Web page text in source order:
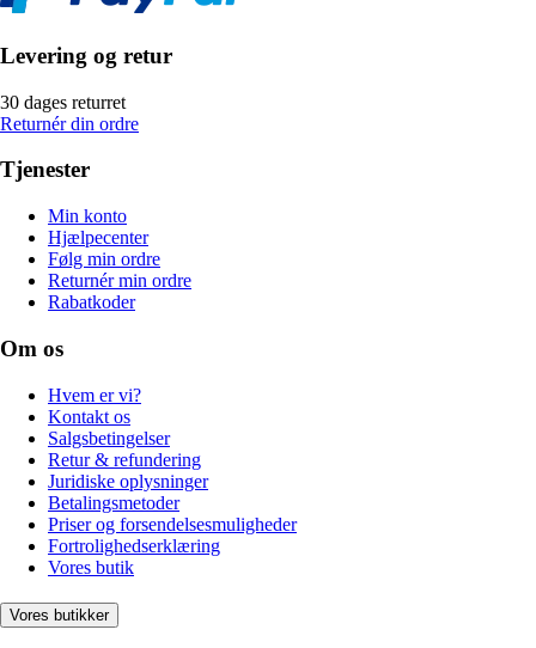
Levering og retur
30 dages returret
Returnér din ordre
Tjenester
Min konto
Hjælpecenter
Følg min ordre
Returnér min ordre
Rabatkoder
Om os
Hvem er vi?
Kontakt os
Salgsbetingelser
Retur & refundering
Juridiske oplysninger
Betalingsmetoder
Priser og forsendelsesmuligheder
Fortrolighedserklæring
Vores butik
Vores butikker